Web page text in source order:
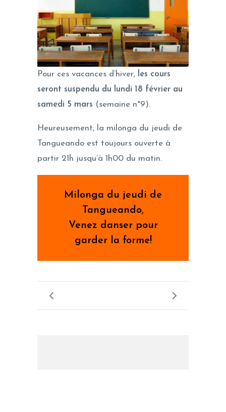
Pour ces vacances d’hiver, les cours
seront suspendu du lundi 18 février au
samedi 5 mars (semaine n°9).
Heureusement, la milonga du jeudi de
Tangueando est toujours ouverte à
partir 21h jusqu’à 1h00 du matin.
Milonga du jeudi de
Tangueando,
Venez danser pour
garder la forme!